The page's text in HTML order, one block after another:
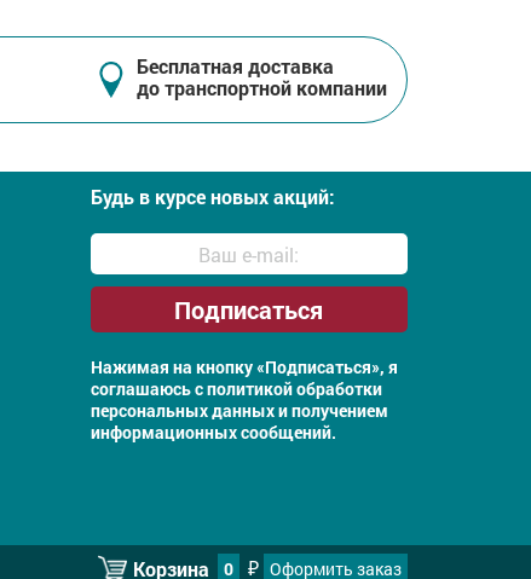
Бесплатная доставка
до транспортной компании
Будь в курсе новых акций:
Нажимая на кнопку «Подписаться», я
соглашаюсь сполитикой обработки
персональных данных и получением
информационных сообщений.
Корзина
0 ₽ Оформить заказ